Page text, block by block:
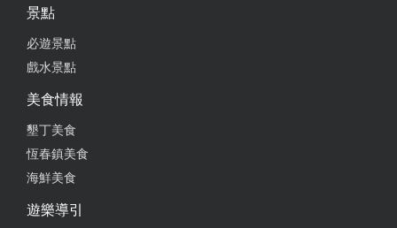
景點
必遊景點
戲水景點
美食情報
墾丁美食
恆春鎮美食
海鮮美食
遊樂導引